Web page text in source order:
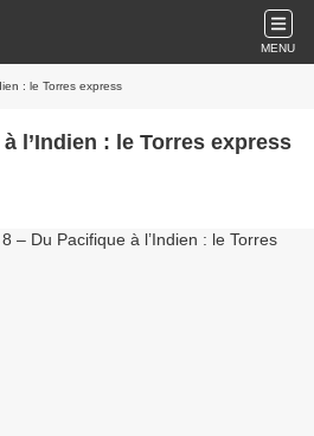
MENU
: le Torres express
l’Indien : le Torres express